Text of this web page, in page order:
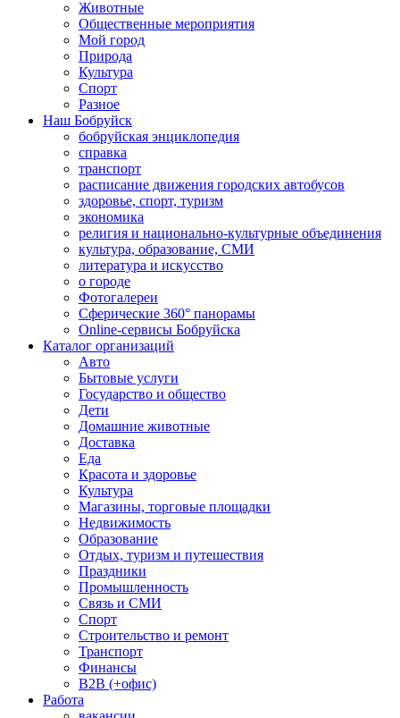
Животные
Общественные мероприятия
Мой город
Природа
Культура
Спорт
Разное
Наш Бобруйск
бобруйская энциклопедия
справка
транспорт
расписание движения городских автобусов
здоровье, спорт, туризм
экономика
религия и национально-культурные объединения
культура, образование, СМИ
литература и искусство
о городе
Фотогалереи
Сферические 360° панорамы
Online-сервисы Бобруйска
Каталог организаций
Авто
Бытовые услуги
Государство и общество
Дети
Домашние животные
Доставка
Еда
Красота и здоровье
Культура
Магазины, торговые площадки
Недвижимость
Образование
Отдых, туризм и путешествия
Праздники
Промышленность
Связь и СМИ
Спорт
Строительство и ремонт
Транспорт
Финансы
B2B (+офис)
Работа